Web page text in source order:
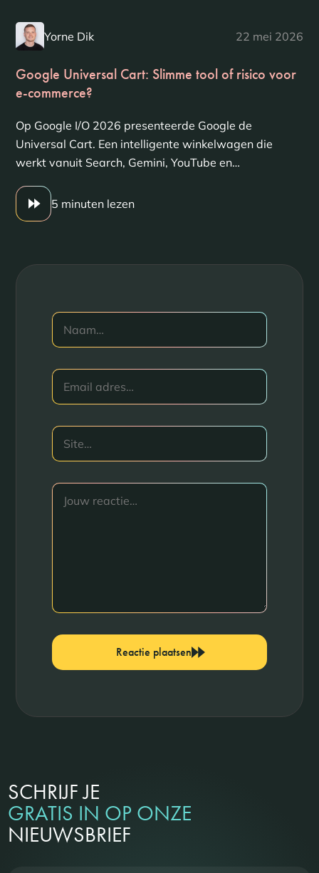
Yorne Dik 22 mei 2026
Google Universal Cart: Slimme tool of risico voor
e-commerce?
Op Google I/O 2026 presenteerde Google de
Universal Cart. Een intelligente winkelwagen die
werkt vanuit Search, Gemini, YouTube en…
5 minuten lezen
Reactie plaatsen
SCHRIJF JE
GRATIS IN OP ONZE
NIEUWSBRIEF